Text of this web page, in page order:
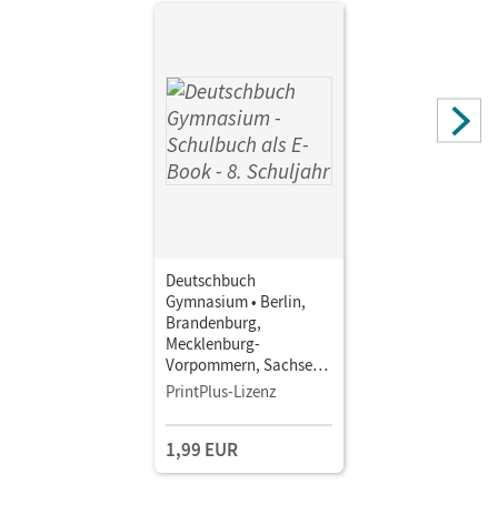
Deutschbuch
Gymnasium • Berlin,
Brandenburg,
Mecklenburg-
Vorpommern, Sachsen,
Sachsen-Anhalt und
2012 · 8. Schuljahr •
Schulbuch als E-Book
PrintPlus-Lizenz
1,99 EUR